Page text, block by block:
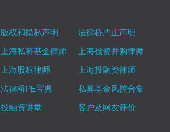
版权和隐私声明
法律桥严正声明
上海私募基金律师
上海投资并购律师
上海股权律师
上海投融资律师
法律桥PE宝典
私募基金风控合集
投融资讲堂
客户及网友评价